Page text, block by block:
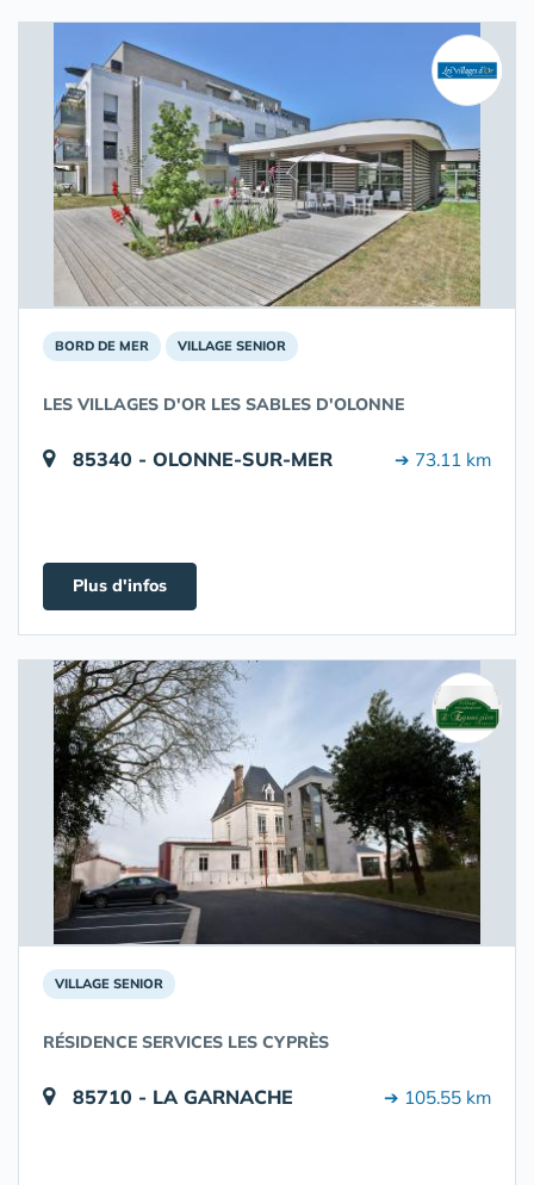
BORD DE MER VILLAGE SENIOR
LES VILLAGES D'OR LES SABLES D'OLONNE
85340 - OLONNE-SUR-MER ➔ 73.11 km
Plus d'infos
VILLAGE SENIOR
RÉSIDENCE SERVICES LES CYPRÈS
85710 - LA GARNACHE ➔ 105.55 km